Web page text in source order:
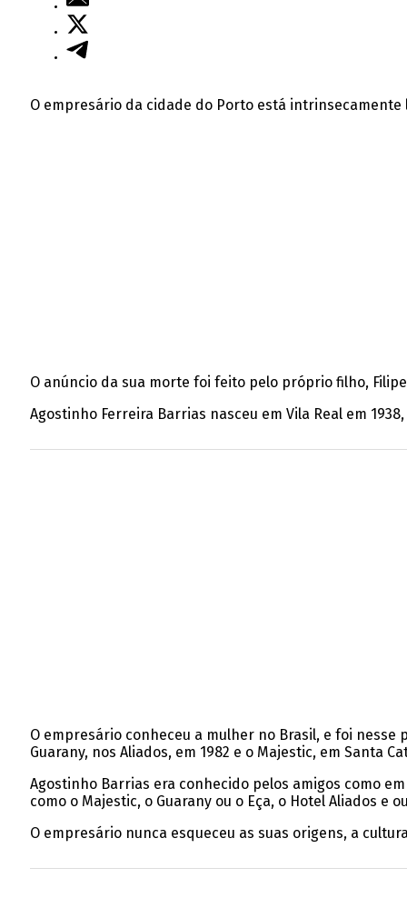
O empresário da cidade do Portoestá intrinsecamente
O anúncio da sua morte foi feito pelo próprio filho,
Agostinho Ferreira Barrias nasceu em Vila Real em
O empresário conheceu a mulher no Brasil, e foi
Guarany, nos Aliados, em 1982 e o Majestic, em Santa
Agostinho Barrias era conhecido pelos amigos como
como o Majestic, o Guarany ou o Eça, o Hotel Aliados e
O empresário nunca esqueceu as suas origens, a